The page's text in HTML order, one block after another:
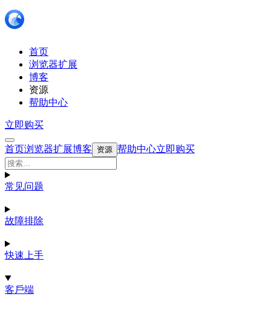
首页
浏览器扩展
博客
资源
帮助中心
立即购买
首页浏览器扩展博客 资源 帮助中心立即购买
常见问题
故障排除
快速上手
客戶端